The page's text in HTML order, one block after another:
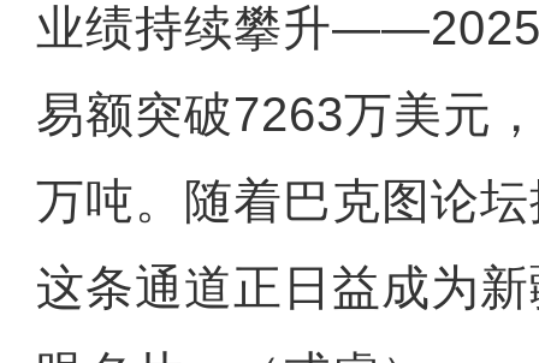
业绩持续攀升
易额突破7263万美元
万吨。随着巴克图论
这条通道正日益成为